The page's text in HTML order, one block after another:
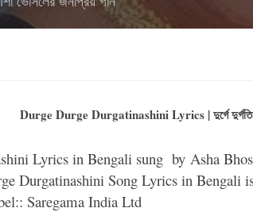
Durge Durge Durgatinashini Lyrics | দুর্গে
Lyrics in Bengali sung by Asha
Durgatinashini Song Lyrics in Bengali
Saregama India Ltd